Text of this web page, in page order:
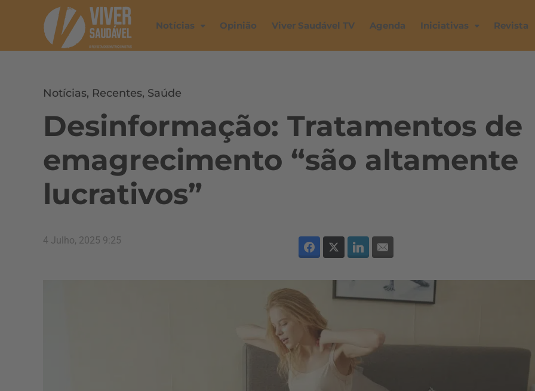
Notícias Opinião Viver Saudável TV Agenda Iniciativas Revista
Notícias, Recentes, Saúde
Desinformação: Tratamentos de
emagrecimento “são altamente
lucrativos”
4 Julho, 2025 9:25